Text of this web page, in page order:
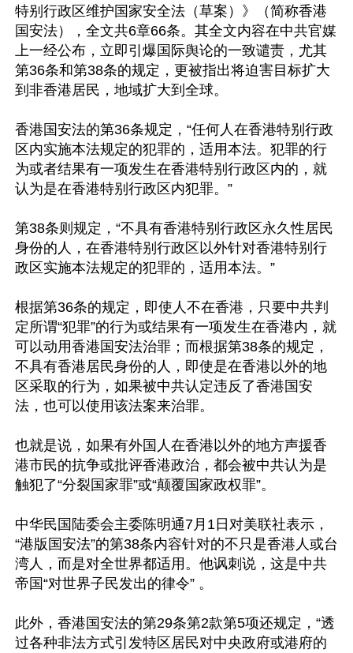
特别行政区维护国家安全法（草案）》（简称香港
国安法），全文共6章66条。其全文内容在中共官媒
上一经公布，立即引爆国际舆论的一致谴责，尤其
第36条和第38条的规定，更被指出将迫害目标扩大
到非香港居民，地域扩大到全球。
香港国安法的第36条规定，“任何人在香港特别行政
区内实施本法规定的犯罪的，适用本法。犯罪的行
为或者结果有一项发生在香港特别行政区内的，就
认为是在香港特别行政区内犯罪。”
第38条则规定，“不具有香港特别行政区永久性居民
身份的人，在香港特别行政区以外针对香港特别行
政区实施本法规定的犯罪的，适用本法。”
根据第36条的规定，即使人不在香港，只要中共判
定所谓“犯罪”的行为或结果有一项发生在香港内，就
可以动用香港国安法治罪；而根据第38条的规定，
不具有香港居民身份的人，即使是在香港以外的地
区采取的行为，如果被中共认定违反了香港国安
法，也可以使用该法案来治罪。
也就是说，如果有外国人在香港以外的地方声援香
港市民的抗争或批评香港政治，都会被中共认为是
触犯了“分裂国家罪”或“颠覆国家政权罪”。
中华民国陆委会主委陈明通7月1日对美联社表示，
“港版国安法”的第38条内容针对的不只是香港人或台
湾人，而是对全世界都适用。他讽刺说，这是中共
帝国“对世界子民发出的律令” 。
此外，香港国安法的第29条第2款第5项还规定，“透
过各种非法方式引发特区居民对中央政府或港府的